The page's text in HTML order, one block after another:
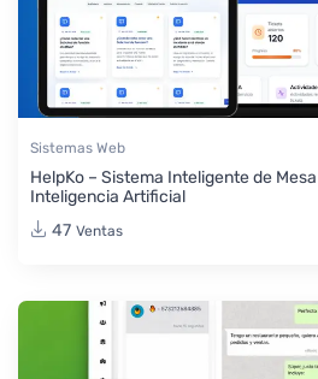
Sistemas Web
HelpKo – Sistema Inteligente de
Inteligencia Artificial
47 Ventas